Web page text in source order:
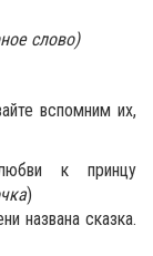
слово)
вспомним их,
к принцу
)
названа сказка.